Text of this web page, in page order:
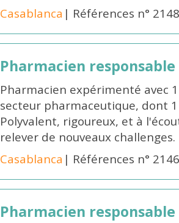
Casablanca | Références n°
Pharmacien responsable
Pharmacien expérimenté avec
secteur pharmaceutique, dont
Polyvalent, rigoureux, et à
relever de nouveaux
Casablanca | Références n°
Pharmacien responsable